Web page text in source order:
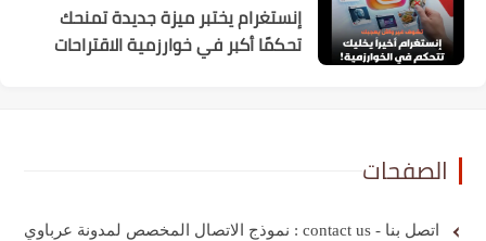
إنستغرام يختبر ميزة جديدة تمنحك
تحكمًا أكبر في خوارزمية الاقتراحات
الصفحات
اتصل بنا - contact us : نموذج الاتصال المخصص لمدونة عرباوي